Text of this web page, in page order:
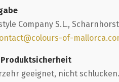
Company S.L.,
of-
Produktsicherheit
geeignet, nicht